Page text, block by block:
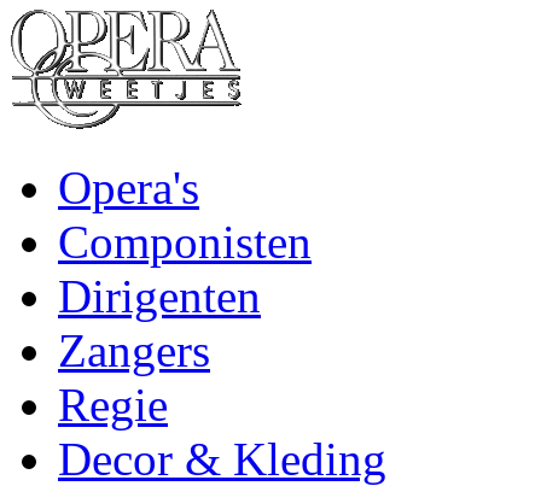
Opera's
Componisten
Dirigenten
Zangers
Regie
Decor & Kleding